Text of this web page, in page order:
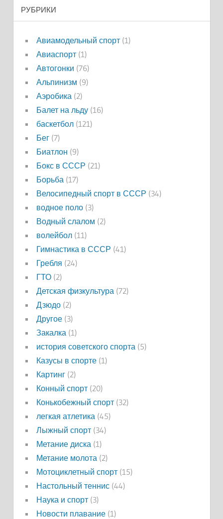
РУБРИКИ
Авиамодельный спорт(1)
Авиаспорт(1)
Автогонки (76)
Альпинизм (9)
Аэробика (2)
Балет на льду(16)
баскетбол(121)
Бег(7)
Биатлон (9)
Бокс в СССР (21)
Борьба (17)
Велосипедный спорт в СССР (34)
водное поло(3)
Водный слалом (2)
волейбол(11)
Гимнастика в СССР (41)
Гребля (24)
ГТО(2)
Детская физкультура (72)
Дзюдо(2)
Другое(3)
Закалка (1)
история советского спорта (5)
Казусы в спорте(1)
Картинг(2)
Конный спорт(20)
Конькобежный спорт(32)
легкая атлетика (45)
Лыжный спорт(34)
Метание диска (1)
Метание молота (2)
Мотоциклетный спорт(15)
Настольный теннис(44)
Наука и спорт(3)
Новости плавание(1)